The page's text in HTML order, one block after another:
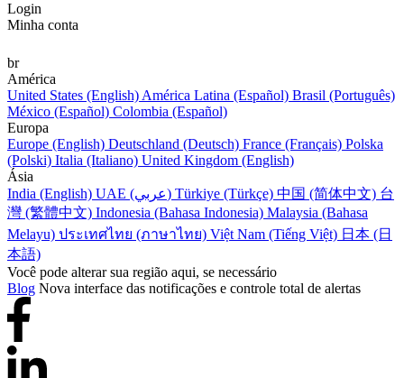
Login
Minha conta
br
América
United States (English) América Latina (Español) Brasil (Português)
México (Español) Colombia (Español)
Europa
Europe (English) Deutschland (Deutsch) France (Français) Polska
(Polski) Italia (Italiano) United Kingdom (English)
Ásia
India (English)
UAE (عربي) Türkiye (Türkçe) 中国 (简体中文) 台
灣 (繁體中文) Indonesia (Bahasa Indonesia) Malaysia (Bahasa
Melayu) ประเทศไทย (ภาษาไทย) Việt Nam (Tiếng Việt) 日本 (日
本語)
Você pode alterar sua região aqui, se necessário
Blog Nova interface das notificações e controle total de alertas